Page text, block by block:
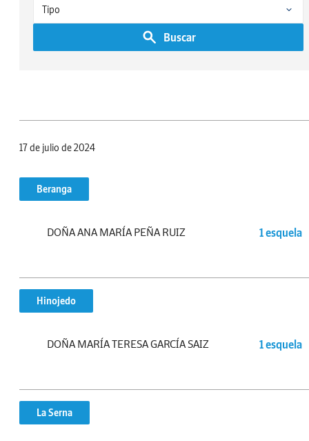
Buscar
17 de julio de 2024
Beranga
DOÑA ANA MARÍA PEÑA RUIZ 1 esquela
Hinojedo
DOÑA MARÍA TERESA GARCÍA SAIZ 1 esquela
La Serna